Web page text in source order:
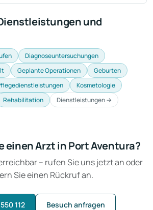
und
Diagnoseuntersuchungen
Geplante Operationen
Geburten
Kosmetologie
Rehabilitation Dienstleistungen →
einen Arzt in Port Aventura?
– rufen Sie uns jetzt an oder
Sie einen Rückruf an.
112 Besuch anfragen